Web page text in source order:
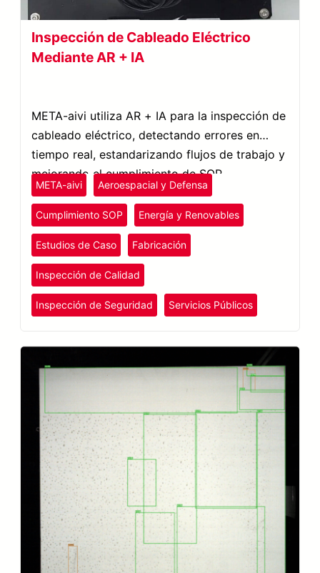
Inspección de Cableado Eléctrico
Mediante AR + IA
META-aivi utiliza AR + IA para la inspección de
cableado eléctrico, detectando errores en
tiempo real, estandarizando flujos de trabajo y
mejorando el cumplimiento de SOP.
META-aivi Aeroespacial y Defensa
Cumplimiento SOP Energía y Renovables
Estudios de Caso Fabricación
Inspección de Calidad
Inspección de Seguridad Servicios Públicos